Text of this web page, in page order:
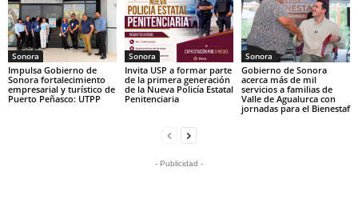
Sonora
Impulsa Gobierno de
Sonora fortalecimiento
empresarial y turístico de
Puerto Peñasco: UTPP
Sonora
Invita USP a formar parte
de la primera generación
de la Nueva Policía Estatal
Penitenciaria
Sonora
Gobierno de Sonora
acerca más de mil
servicios a familias de
Valle de Agualurca con
jornadas para el Bienestaf
- Publicidad -